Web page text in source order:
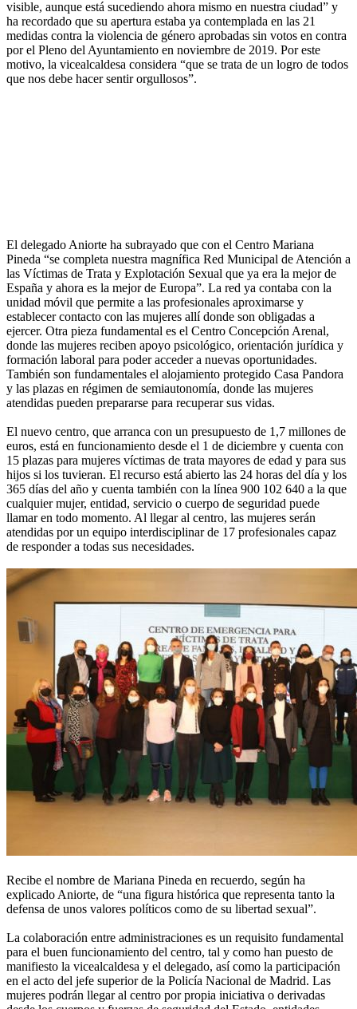
visible, aunque está sucediendo ahora mismo en nuestra ciudad” y
ha recordado que su apertura estaba ya contemplada en las 21
medidas contra la violencia de género aprobadas sin votos en contra
por el Pleno del Ayuntamiento en noviembre de 2019. Por este
motivo, la vicealcaldesa considera “que se trata de un logro de todos
que nos debe hacer sentir orgullosos”.
El delegado Aniorte ha subrayado que con el Centro Mariana
Pineda “se completa nuestra magnífica Red Municipal de Atención a
las Víctimas de Trata y Explotación Sexual que ya era la mejor de
España y ahora es la mejor de Europa”. La red ya contaba con la
unidad móvil que permite a las profesionales aproximarse y
establecer contacto con las mujeres allí donde son obligadas a
ejercer. Otra pieza fundamental es el Centro Concepción Arenal,
donde las mujeres reciben apoyo psicológico, orientación jurídica y
formación laboral para poder acceder a nuevas oportunidades.
También son fundamentales el alojamiento protegido Casa Pandora
y las plazas en régimen de semiautonomía, donde las mujeres
atendidas pueden prepararse para recuperar sus vidas.
El nuevo centro, que arranca con un presupuesto de 1,7 millones de
euros, está en funcionamiento desde el 1 de diciembre y cuenta con
15 plazas para mujeres víctimas de trata mayores de edad y para sus
hijos si los tuvieran. El recurso está abierto las 24 horas del día y los
365 días del año y cuenta también con la línea 900 102 640 a la que
cualquier mujer, entidad, servicio o cuerpo de seguridad puede
llamar en todo momento. Al llegar al centro, las mujeres serán
atendidas por un equipo interdisciplinar de 17 profesionales capaz
de responder a todas sus necesidades.
Recibe el nombre de Mariana Pineda en recuerdo, según ha
explicado Aniorte, de “una figura histórica que representa tanto la
defensa de unos valores políticos como de su libertad sexual”.
La colaboración entre administraciones es un requisito fundamental
para el buen funcionamiento del centro, tal y como han puesto de
manifiesto la vicealcaldesa y el delegado, así como la participación
en el acto del jefe superior de la Policía Nacional de Madrid. Las
mujeres podrán llegar al centro por propia iniciativa o derivadas